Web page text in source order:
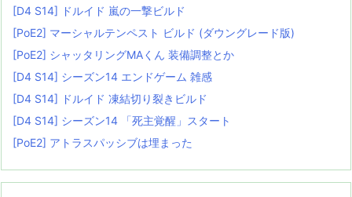
[D4 S14] ドルイド 嵐の一撃ビルド
[PoE2] マーシャルテンペスト ビルド (ダウングレード版)
[PoE2] シャッタリングMAくん 装備調整とか
[D4 S14] シーズン14 エンドゲーム 雑感
[D4 S14] ドルイド 凍結切り裂きビルド
[D4 S14] シーズン14 「死主覚醒」スタート
[PoE2] アトラスパッシブは埋まった